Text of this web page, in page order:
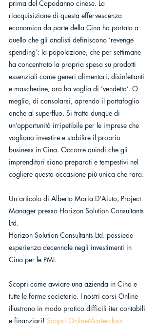
prima del Capodanno cinese. La
riacquisizione di questa effervescenza
economica da parte della Cina ha portato a
quello che gli analisti definiscono ‘revenge
spending’: la popolazione, che per settimane
ha concentrato la propria spesa su prodotti
essenziali come generi alimentari, disinfettanti
e mascherine, ora ha voglia di ‘vendetta’. O
meglio, di consolarsi, aprendo il portafoglio
anche al superfluo. Si tratta dunque di
un’opportunità irripetibile per le imprese che
vogliono investire e stabilire il proprio
business in Cina. Occorre quindi che gli
imprenditori siano preparati e tempestivi nel
cogliere questa occasione più unica che rara.
Un articolo di Alberto Maria D'Aiuto, Project
Manager presso Horizon Solution Consultants
Ltd.
Horizon Solution Consultants Ltd. possiede
esperienza decennale negli investimenti in
Cina per le PMI.
Scopri come avviare una azienda in Cina e
tutte le forme societarie. I nostri corsi Online
illustrano in modo pratico difficili iter contabili
e finanziari! Scopri OnlineMasterclass